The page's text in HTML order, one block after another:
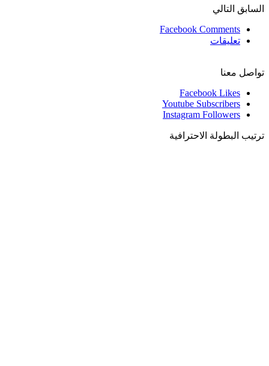
السابق التالي
Facebook Comments
تعليقات
تواصل معنا
Facebook Likes
Youtube Subscribers
Instagram Followers
ترتيب البطولة الاحترافية